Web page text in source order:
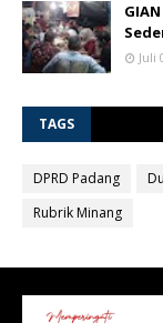
Juli
TAGS
DPRD Padang
Rubrik Minang